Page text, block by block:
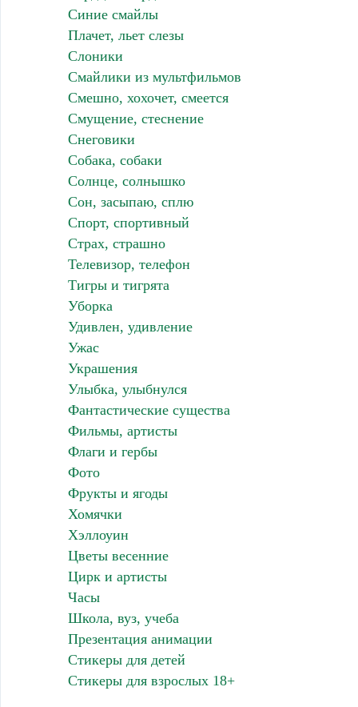
Синие смайлы
Плачет, льет слезы
Слоники
Смайлики из мультфильмов
Смешно, хохочет, смеется
Смущение, стеснение
Снеговики
Собака, собаки
Солнце, солнышко
Сон, засыпаю, сплю
Спорт, спортивный
Страх, страшно
Телевизор, телефон
Тигры и тигрята
Уборка
Удивлен, удивление
Ужас
Украшения
Улыбка, улыбнулся
Фантастические существа
Фильмы, артисты
Флаги и гербы
Фото
Фрукты и ягоды
Хомячки
Хэллоуин
Цветы весенние
Цирк и артисты
Часы
Школа, вуз, учеба
Презентация анимации
Стикеры для детей
Стикеры для взрослых 18+